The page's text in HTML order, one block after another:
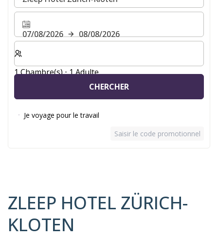
07/08/2026
08/08/2026
Sélectionnez le nombre de chambres et d'invités pour
1 Chambre(s) ⋅ 1 Adulte
CHERCHER
Je voyage pour le travail
Saisir le code promotionnel
ZLEEP HOTEL ZÜRICH-
KLOTEN